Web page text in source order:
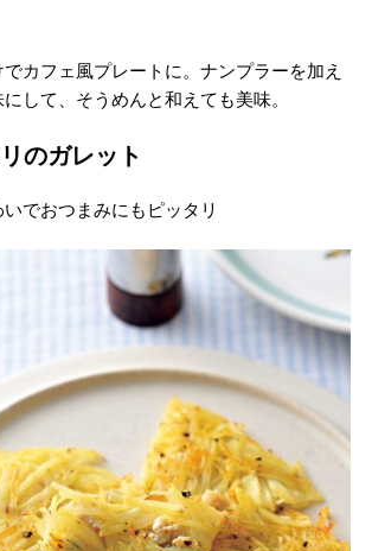
カフェ風プレートに。ナンプラーを加え
して、そうめんと和えても美味。
のガレット
でおつまみにもピッタリ